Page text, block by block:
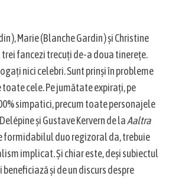
), Marie (Blanche Gardin ) și Christine
trei fancezi trecuți de-a doua tinerețe.
nici celebri. Sunt prinși în probleme
cele. Pe jumătate expirați, pe
simpatici, precum toate personajele
și Gustave Kervern de laAaltra
formidabilul duo regizoral da, trebuie
implicat. Și chiar este, deși subiectul
și de un discurs despre